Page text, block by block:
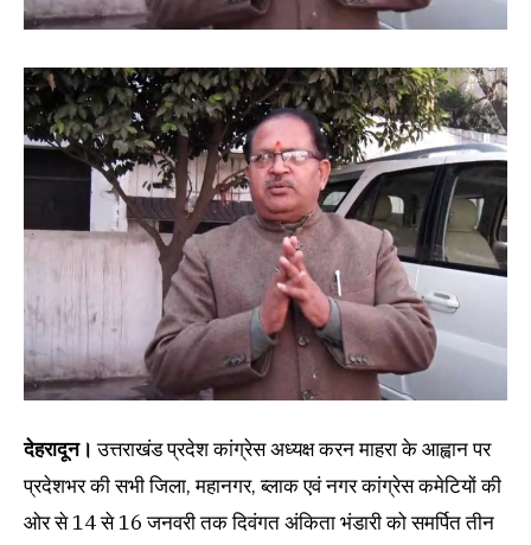
देहरादून। उत्तराखंड प्रदेश कांग्रेस अध्यक्ष करन माहरा के आह्वान पर
प्रदेशभर की सभी जिला, महानगर, ब्लाक एवं नगर कांग्रेस कमेटियों की
ओर से 14 से 16 जनवरी तक दिवंगत अंकिता भंडारी को समर्पित तीन